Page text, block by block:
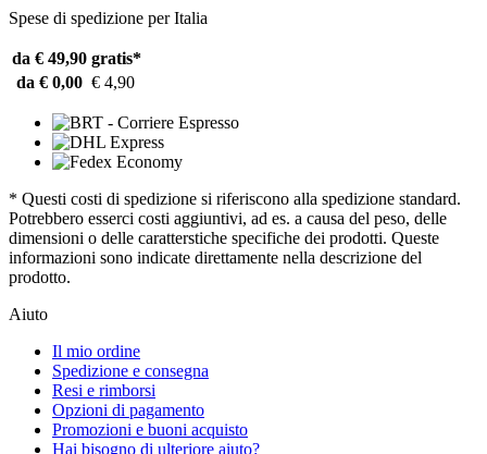
Spese di spedizione per Italia
da € 49,90 gratis*
da € 0,00 € 4,90
* Questi costi di spedizione si riferiscono alla spedizione standard.
Potrebbero esserci costi aggiuntivi, ad es. a causa del peso, delle
dimensioni o delle caratterstiche specifiche dei prodotti. Queste
informazioni sono indicate direttamente nella descrizione del
prodotto.
Aiuto
Il mio ordine
Spedizione e consegna
Resi e rimborsi
Opzioni di pagamento
Promozioni e buoni acquisto
Hai bisogno di ulteriore aiuto?